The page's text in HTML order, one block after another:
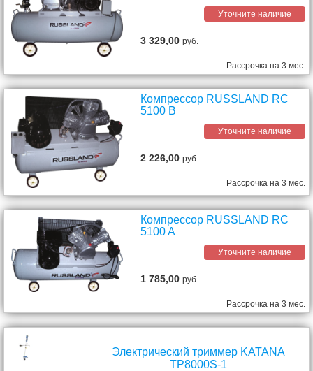
Уточните наличие
3 329,00руб.
Рассрочка на 3 мес.
Компрессор RUSSLAND RC
5100 B
Уточните наличие
2 226,00руб.
Рассрочка на 3 мес.
Компрессор RUSSLAND RC
5100 A
Уточните наличие
1 785,00руб.
Рассрочка на 3 мес.
Электрический триммер KATANA
TP8000S-1